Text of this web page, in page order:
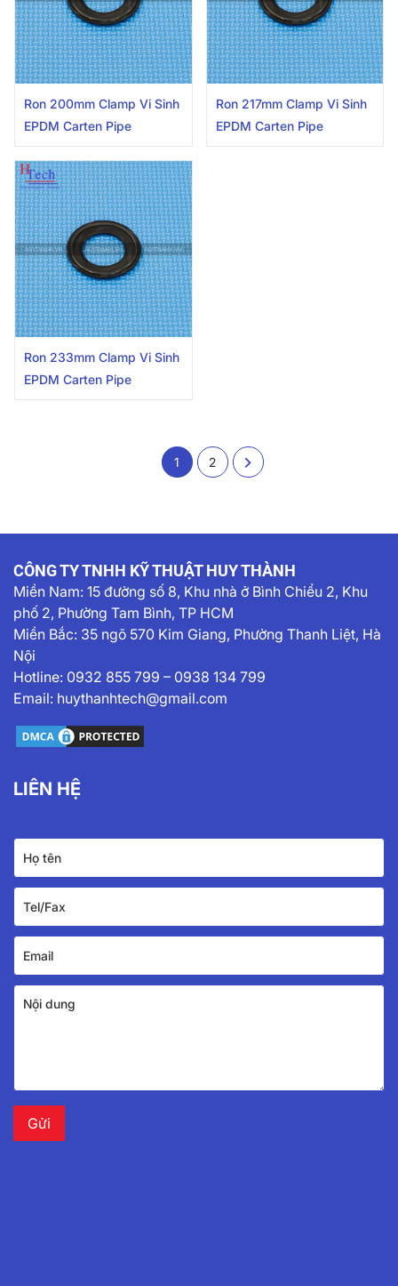
Ron 200mm Clamp Vi Sinh
EPDM Carten Pipe
Ron 217mm Clamp Vi Sinh
EPDM Carten Pipe
Ron 233mm Clamp Vi Sinh
EPDM Carten Pipe
1 2
CÔNG TY TNHH KỸ THUẬT HUY THÀNH
Miền Nam: 15 đường số 8, Khu nhà ở Bình Chiểu 2, Khu
phố 2, Phường Tam Bình, TP HCM
Miền Bắc: 35 ngõ 570 Kim Giang, Phường Thanh Liệt, Hà
Nội
Hotline: 0932 855 799 – 0938 134 799
Email: huythanhtech@gmail.com
LIÊN HỆ